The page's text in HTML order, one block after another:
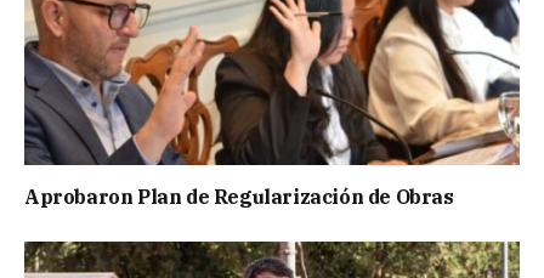
Aprobaron Plan de Regularización de Obras